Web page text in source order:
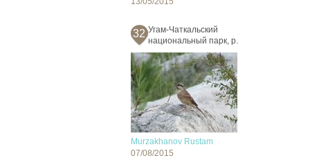
32 Угам-Чаткальский
национальный парк, р.
Murzakhanov Rustam
07/08/2015